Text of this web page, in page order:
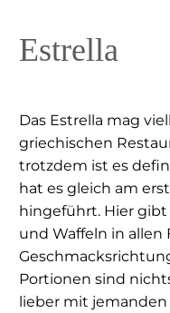
Estrella
Das Estrella mag
griechischen
trotzdem ist es
hat es gleich am
hingeführt. Hier gibt
und Waffeln in allen
Portionen sind
lieber mit jemanden